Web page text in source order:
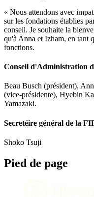
« Nous attendons avec
sur les fondations établies
conseil. Je souhaite la
qu'à Anna et Izham, en tant
fonctions.
Conseil d'Administration
Beau Busch (président),
(vice-présidente), Hyebin
Yamazaki.
Secretéire général de la
Shoko Tsuji
Pied de page